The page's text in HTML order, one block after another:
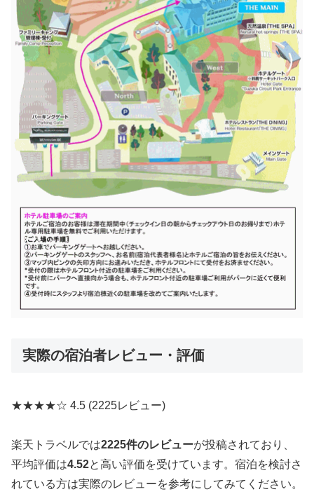
実際の宿泊者レビュー・評価
★★★★☆ 4.5 (2225レビュー)
楽天トラベルでは2225件のレビューが投稿されており、
平均評価は4.52と高い評価を受けています。宿泊を検討さ
れている方は実際のレビューを参考にしてみてください。